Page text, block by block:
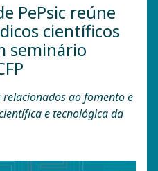
PePsic reúne
científicos
seminário
relacionados ao fomento e
e tecnológica da